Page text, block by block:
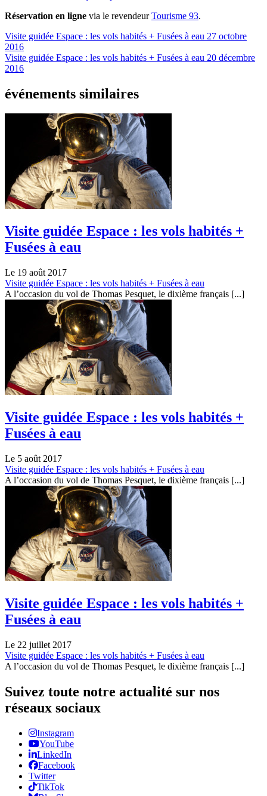
Réservation en ligne via le revendeurTourisme 93.
Visite guidée Espace : les vols habités + Fusées à eau 27 octobre
2016
Visite guidée Espace : les vols habités + Fusées à eau 20 décembre
2016
événements similaires
Visite guidée Espace : les vols habités +
Fusées à eau
Le 19 août 2017
Visite guidée Espace : les vols habités + Fusées à eau
A l’occasion du vol de Thomas Pesquet, le dixième français [...]
Visite guidée Espace : les vols habités +
Fusées à eau
Le 5 août 2017
Visite guidée Espace : les vols habités + Fusées à eau
A l’occasion du vol de Thomas Pesquet, le dixième français [...]
Visite guidée Espace : les vols habités +
Fusées à eau
Le 22 juillet 2017
Visite guidée Espace : les vols habités + Fusées à eau
A l’occasion du vol de Thomas Pesquet, le dixième français [...]
Suivez toute notre actualité sur nos
réseaux sociaux
Instagram
YouTube
LinkedIn
Facebook
Twitter
TikTok